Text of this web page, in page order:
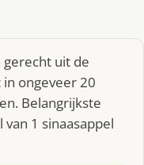
gerecht uit de
ongeveer 20
Belangrijkste
1 sinaasappel